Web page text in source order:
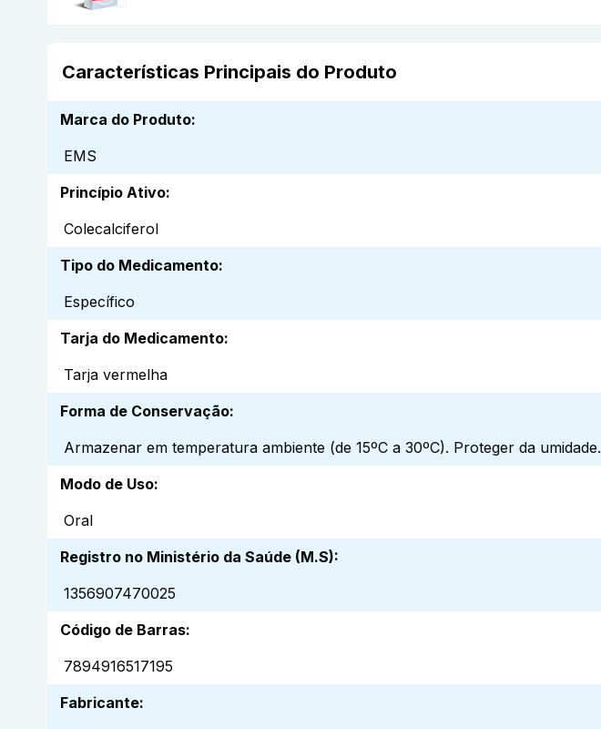
Características Principais do Produto
Marca do Produto:
EMS
Princípio Ativo:
Colecalciferol
Tipo do Medicamento:
Específico
Tarja do Medicamento:
Tarja vermelha
Forma de Conservação:
Armazenar em temperatura ambiente (de 15ºC a 30ºC). Proteger da umidade.
Modo de Uso:
Oral
Registro no Ministério da Saúde (M.S):
1356907470025
Código de Barras:
7894916517195
Fabricante: